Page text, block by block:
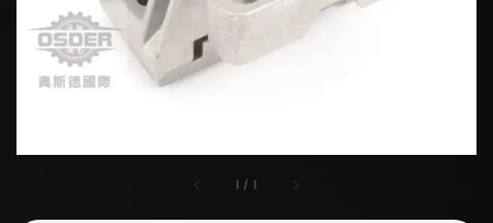
1 / 1